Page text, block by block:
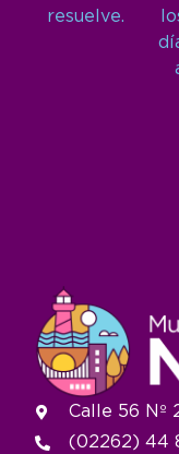
resuelve.
Calle 56 Nº
(02262) 44